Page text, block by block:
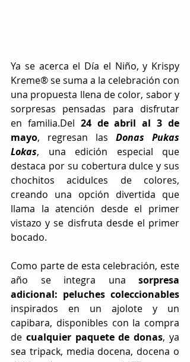
Ya se acerca el Día el Niño, y Krispy
Kreme® se suma a la celebración con
una propuesta llena de color, sabor y
sorpresas pensadas para disfrutar
en familia.Del 24 de abril al 3 de
mayo, regresan las Donas Pukas
Lokas, una edición especial que
destaca por su cobertura dulce y sus
chochitos acidulces de colores,
creando una opción divertida que
llama la atención desde el primer
vistazo y se disfruta desde el primer
bocado.
Como parte de esta celebración, este
año se integra una sorpresa
adicional: peluches coleccionables
inspirados en un ajolote y un
capibara, disponibles con la compra
de cualquier paquete de donas, ya
sea tripack, media docena, docena o